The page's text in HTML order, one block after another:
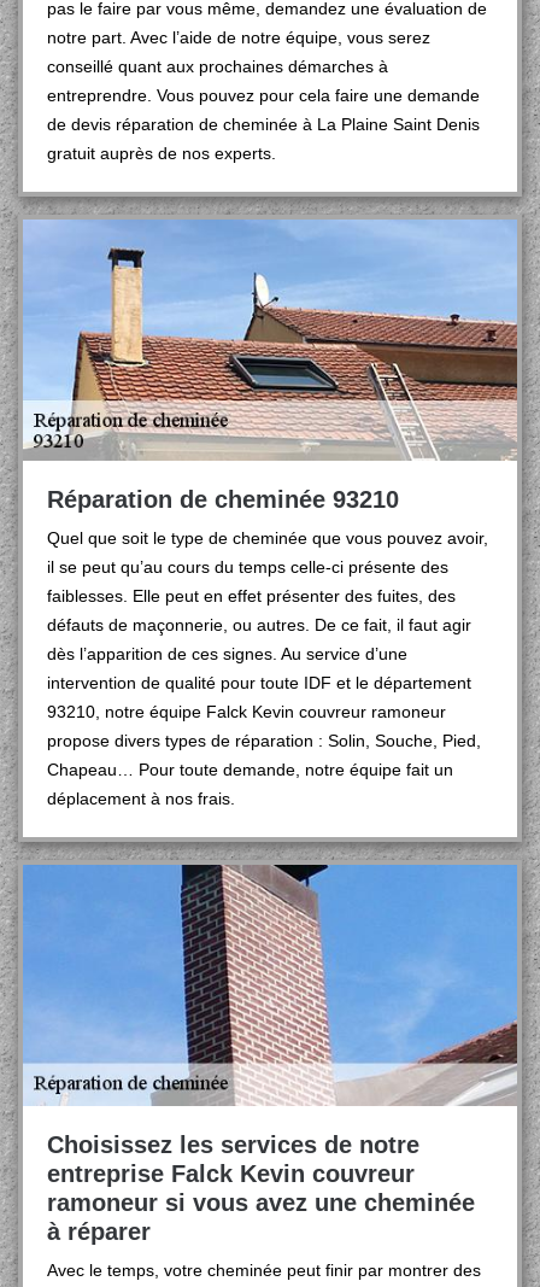
pas le faire par vous même, demandez une évaluation de
notre part. Avec l’aide de notre équipe, vous serez
conseillé quant aux prochaines démarches à
entreprendre. Vous pouvez pour cela faire une demande
de devis réparation de cheminée à La Plaine Saint Denis
gratuit auprès de nos experts.
Réparation de cheminée 93210
Quel que soit le type de cheminée que vous pouvez avoir,
il se peut qu’au cours du temps celle-ci présente des
faiblesses. Elle peut en effet présenter des fuites, des
défauts de maçonnerie, ou autres. De ce fait, il faut agir
dès l’apparition de ces signes. Au service d’une
intervention de qualité pour toute IDF et le département
93210, notre équipe Falck Kevin couvreur ramoneur
propose divers types de réparation : Solin, Souche, Pied,
Chapeau… Pour toute demande, notre équipe fait un
déplacement à nos frais.
Choisissez les services de notre
entreprise Falck Kevin couvreur
ramoneur si vous avez une cheminée
à réparer
Avec le temps, votre cheminée peut finir par montrer des